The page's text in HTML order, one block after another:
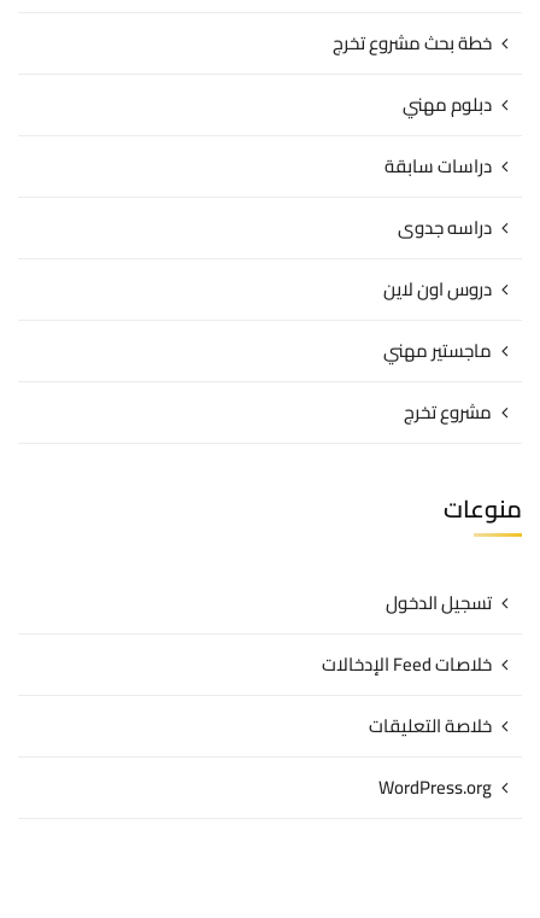
خطة بحث مشروع تخرج
دبلوم مهني
دراسات سابقة
دراسه جدوى
دروس اون لاين
ماجستير مهني
مشروع تخرج
منوعات
تسجيل الدخول
خلاصات Feed الإدخالات
خلاصة التعليقات
WordPress.org